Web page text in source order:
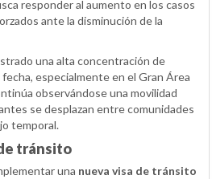
responder al aumento en los casos
ante la disminución de la
una alta concentración de
especialmente en el Gran Área
observándose una movilidad
se desplazan entre comunidades
temporal.
tránsito
una nueva visa de tránsito